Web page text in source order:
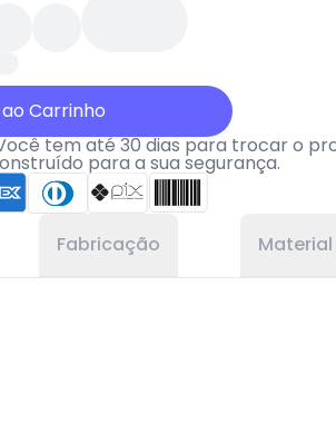
Carrinho
tem até 30 dias para trocar o
para a sua segurança.
Fabricação Material